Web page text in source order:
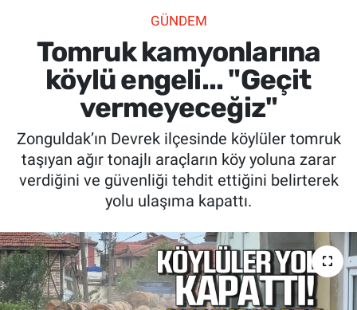
GÜNDEM
Tomruk kamyonlarına
köylü engeli... "Geçit
vermeyeceğiz"
Zonguldak’ın Devrek ilçesinde köylüler tomruk
taşıyan ağır tonajlı araçların köy yoluna zarar
verdiğini ve güvenliği tehdit ettiğini belirterek
yolu ulaşıma kapattı.
SPOR
SAĞLIK